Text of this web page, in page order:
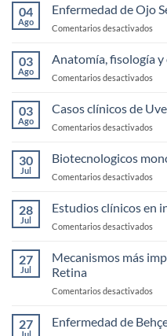
04
Ago
Enfermedad de Ojo
Comentarios desactivados
Ojo
Seco
03
Ago
Anatomía, fisología
Comentarios desactivados
la
03
Ago
Casos clínicos de
Comentarios desactivados
de
30
Jul
Biotecnologicos
Comentarios desactivados
28
Jul
Estudios clínicos en
Comentarios desactivados
en
27
Jul
Mecanismos más
Retina
Comentarios desactivados
27
Jul
Enfermedad de